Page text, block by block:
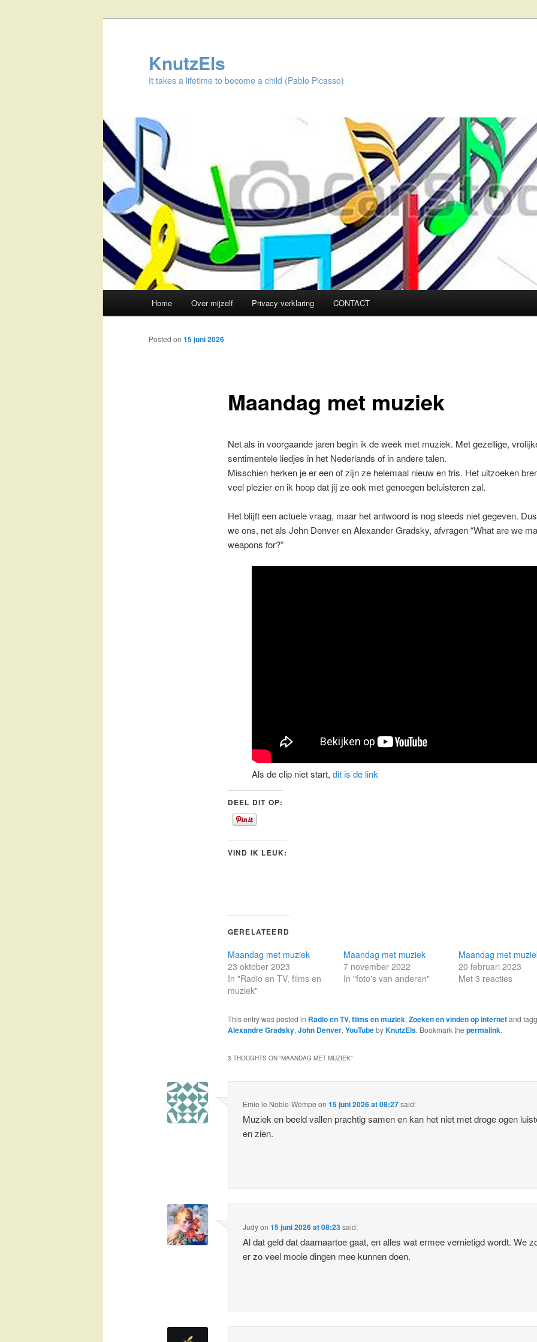
KnutzEls
It takes a lifetime to become a child (Pablo Picasso)
Skip
to
Home Over mijzelf Privacy verklaring CONTACT
Maandag met muziek
Posted on 15 juni 2026
Net als in voorgaande jaren begin ik de week met muziek. Met gezellige,
sentimentele liedjes in het Nederlands of in andere talen.
Misschien herken je er een of zijn ze helemaal nieuw en fris. Het uitzoeken
veel plezier en ik hoop dat jij ze ook met genoegen beluisteren zal.
Het blijft een actuele vraag, maar het antwoord is nog steeds niet gegeven.
we ons, net als John Denver en Alexander Gradsky, afvragen “What are we
weapons for?”
Als de clip niet start, dit is de link
DEEL DIT OP:
VIND IK LEUK:
GERELATEERD
Maandag met muziek
23 oktober 2023
In "Radio en TV, films en
muziek"
Maandag met muziek
7 november 2022
In "foto's van anderen"
Maandag met
20 februari 2023
Met 3 reacties
This entry was posted in Radio en TV, films en muziek,Zoeken en vinden op internetand
Alexandre Gradsky,John Denver,YouTubebyKnutzEls. Bookmark the permalink.
3 THOUGHTS ON “MAANDAG MET MUZIEK”
Emie le Noble-Wempe on15 juni 2026 at 08:27said:
Muziek en beeld vallen prachtig samen en kan het niet met droge ogen
en zien.
Judyon15 juni 2026 at 08:23said:
Al dat geld dat daarnaartoe gaat, en alles wat ermee vernietigd wordt. We
er zo veel mooie dingen mee kunnen doen.